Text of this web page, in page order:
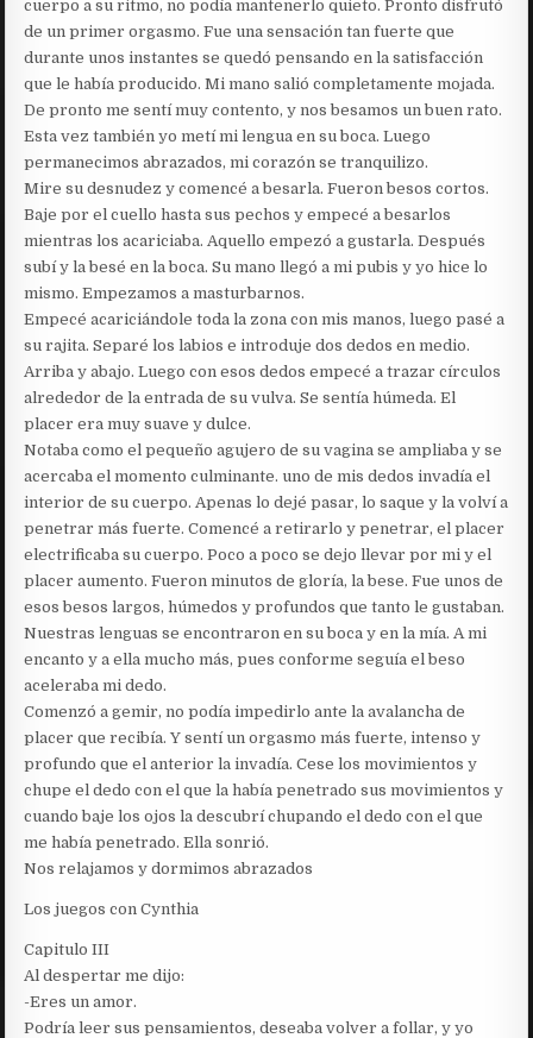
cuerpo a su ritmo, no podía mantenerlo quieto. Pronto disfrutó
de un primer orgasmo. Fue una sensación tan fuerte que
durante unos instantes se quedó pensando en la satisfacción
que le había producido. Mi mano salió completamente mojada.
De pronto me sentí muy contento, y nos besamos un buen rato.
Esta vez también yo metí mi lengua en su boca. Luego
permanecimos abrazados, mi corazón se tranquilizo.
Mire su desnudez y comencé a besarla. Fueron besos cortos.
Baje por el cuello hasta sus pechos y empecé a besarlos
mientras los acariciaba. Aquello empezó a gustarla. Después
subí y la besé en la boca. Su mano llegó a mi pubis y yo hice lo
mismo. Empezamos a masturbarnos.
Empecé acariciándole toda la zona con mis manos, luego pasé a
su rajita. Separé los labios e introduje dos dedos en medio.
Arriba y abajo. Luego con esos dedos empecé a trazar círculos
alrededor de la entrada de su vulva. Se sentía húmeda. El
placer era muy suave y dulce.
Notaba como el pequeño agujero de su vagina se ampliaba y se
acercaba el momento culminante. uno de mis dedos invadía el
interior de su cuerpo. Apenas lo dejé pasar, lo saque y la volví a
penetrar más fuerte. Comencé a retirarlo y penetrar, el placer
electrificaba su cuerpo. Poco a poco se dejo llevar por mi y el
placer aumento. Fueron minutos de gloría, la bese. Fue unos de
esos besos largos, húmedos y profundos que tanto le gustaban.
Nuestras lenguas se encontraron en su boca y en la mía. A mi
encanto y a ella mucho más, pues conforme seguía el beso
aceleraba mi dedo.
Comenzó a gemir, no podía impedirlo ante la avalancha de
placer que recibía. Y sentí un orgasmo más fuerte, intenso y
profundo que el anterior la invadía. Cese los movimientos y
chupe el dedo con el que la había penetrado sus movimientos y
cuando baje los ojos la descubrí chupando el dedo con el que
me había penetrado. Ella sonrió.
Nos relajamos y dormimos abrazados
Los juegos con Cynthia
Capitulo III
Al despertar me dijo:
-Eres un amor.
Podría leer sus pensamientos, deseaba volver a follar, y yo